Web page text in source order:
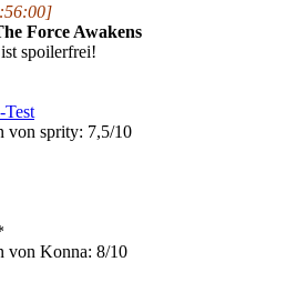
Force Awakens
spoilerfrei!
Test
von sprity: 7,5/10
von Konna: 8/10